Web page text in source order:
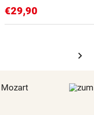
€29,90
chevron_right